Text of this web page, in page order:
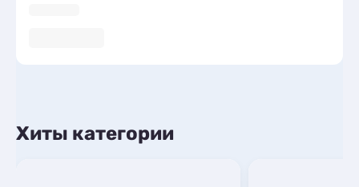
Хиты категории